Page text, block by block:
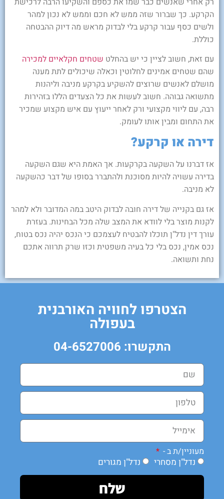
הקרקע. כך שברור שזה ממש לא חכם וממש לא נכון למהר
ולשים כסף עבור קרקע בלי לבדוק מראש מה דיוק ההבטחה
כוללת.
עם זאת, חשוב לציין כי יש בהחלט שטחים חקלאיים למכירה
שהם שטחים אמינים לחלוטין וכאלה שיכולים לתת מענה
מושלם לאנשים שרוצים להשקיע בקרקע מניבה וליהנות
מתשואה גבוהה. חשוב לעשות את כל הצעדים הללו בזהירות
רבה, עם ליווי מקצועי ורק לאחר ייעוץ עם איש מקצוע שמכיר
את התחום ומבין אותו לעומק.
דירה או קרקע?
אז דברנו על השקעה בקרקעות. אך האמת היא שגם השקעה
בדירה עשויה להיות מסוכנת ולהתברר בסופו של דבר כהשקעה
לא מניבה.
אז גם בקנייה של דירה חובה לבדוק היטב במה המדובר ולא למהר
לקנות מוצר בלי לוודא את המצב שלה מכל הבחינות. בעזרת
עורך דין נדל"ן תוכלו להבטיח לעצמכם כי הנכס יהיה נכס בטוח,
נכס אמין, נכס בלי כל בעיה משפטית וכזו שרק תרווה אתכם
נחת ותשואה.
הצטרפו לחוויה האורבנית
בעפולה
התקשרו: 04-6527006
מעוניין/ת ב -
נדל"ן מסחרי נדל"ן מגורים
שלח